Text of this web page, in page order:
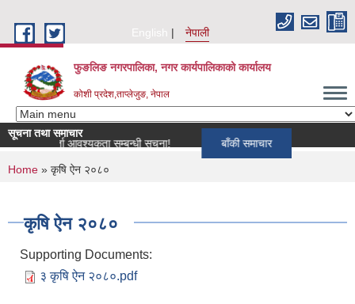
English
नेपाली
फुङलिङ नगरपालिका, नगर कार्यपालिकाको कार्यालय
कोशी प्रदेश,ताप्लेजुङ, नेपाल
सूचना तथा समाचार
खोपकर्ता आवश्यकता सम्बन्धी सूचना!
बाँकी समाचार
You are here
Home » कृषि ऐन २०८०
कृषि ऐन २०८०
Supporting Documents:
३ कृषि ऐन २०८०.pdf